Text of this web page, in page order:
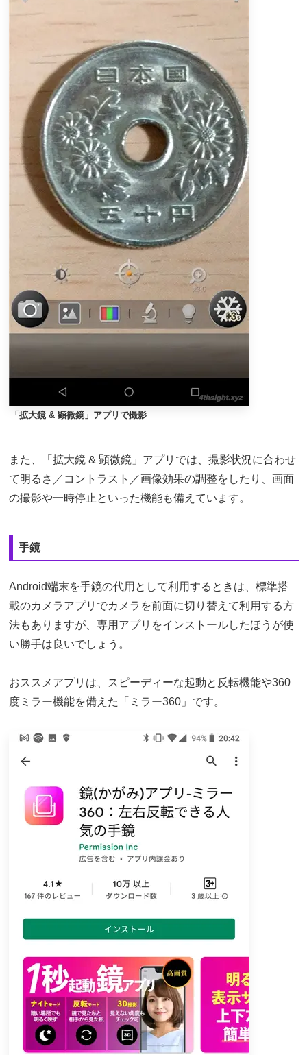
「拡大鏡 & 顕微鏡」アプリで撮影
また、「拡大鏡 & 顕微鏡」アプリでは、撮影状況に合わせ
て明るさ／コントラスト／画像効果の調整をしたり、画面
の撮影や一時停止といった機能も備えています。
手鏡
Android端末を手鏡の代用として利用するときは、標準搭
載のカメラアプリでカメラを前面に切り替えて利用する方
法もありますが、専用アプリをインストールしたほうが使
い勝手は良いでしょう。
おススメアプリは、スピーディーな起動と反転機能や360
度ミラー機能を備えた「ミラー360」です。